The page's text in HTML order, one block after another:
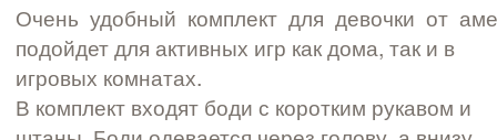
Очень удобный комплект для девочки от
подойдет для активных игр как дома, так и в
игровых комнатах.
В комплект входят боди с коротким рукавом и